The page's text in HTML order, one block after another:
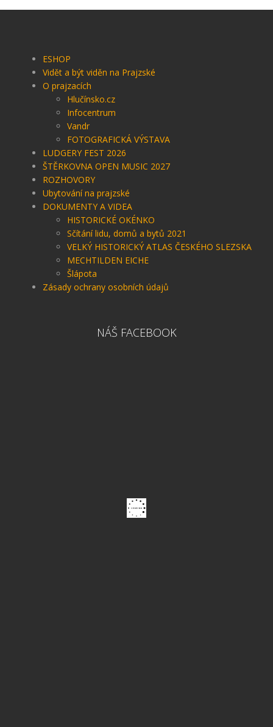
ESHOP
Vidět a být viděn na Prajzské
O prajzacích
Hlučínsko.cz
Infocentrum
Vandr
FOTOGRAFICKÁ VÝSTAVA
LUDGERY FEST 2026
ŠTĚRKOVNA OPEN MUSIC 2027
ROZHOVORY
Ubytování na prajzské
DOKUMENTY A VIDEA
HISTORICKÉ OKÉNKO
Sčítání lidu, domů a bytů 2021
VELKÝ HISTORICKÝ ATLAS ČESKÉHO SLEZSKA
MECHTILDEN EICHE
Šlápota
Zásady ochrany osobních údajů
NÁŠ FACEBOOK